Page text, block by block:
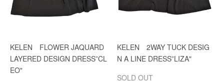
KELEN FLOWER JAQUARD
LAYERED DESIGN DRESS”CL
EO"
KELEN 2WAY TUCK DESIG
N A LINE DRESS”LIZA"
SOLD OUT